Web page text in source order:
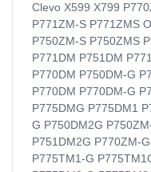
Clevo X599 X799
P771ZM-S P771ZMS
P750ZM-S P750ZMS
P771DM P751DM
P770DM P750DM-G
P770DM P770DM-G
P775DMG P775DM1
G P750DM2G
P751DM2G P770ZM-
P775TM1-G